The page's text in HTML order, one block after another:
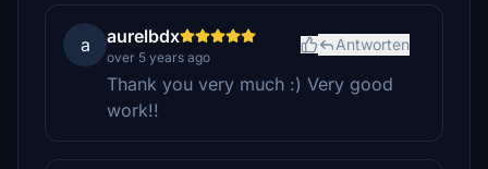
a aurelbdx
over 5 years ago
Antworten
Thank you very much :) Very good
work!!